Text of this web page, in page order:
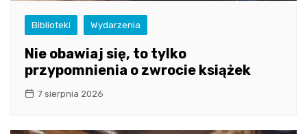
Biblioteki Wydarzenia
Nie obawiaj się, to tylko
przypomnienia o zwrocie książek
7 sierpnia 2026